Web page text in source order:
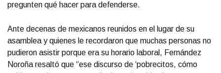
pregunten qué hacer para defenderse.
Ante decenas de mexicanos reunidos en el lugar de su
asamblea y quienes le recordaron que muchas personas no
pudieron asistir porque era su horario laboral, Fernández
Noroña resaltó que “ese discurso de ‘pobrecitos, cómo